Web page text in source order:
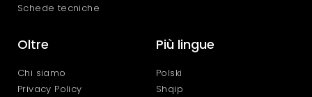
Schede tecniche
Oltre
Chi siamo
Privacy Policy
Più lingue
Polski
Shqip